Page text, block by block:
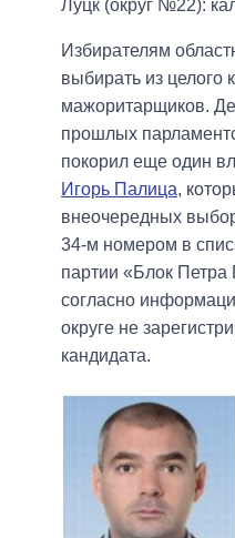
Луцк (округ №22):
Избирателям
выбирать из целого
мажоритарщиков.
прошлых
покорил еще один
Игорь Палица,
внеочередных
34-м номером в
партии «Блок
согласно
округе не
кандидата.